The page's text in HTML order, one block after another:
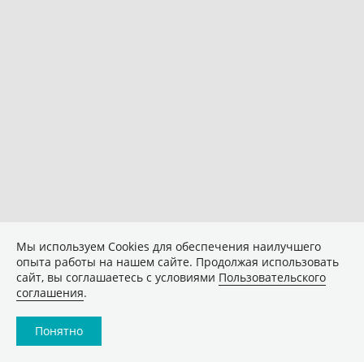
Мы используем Сookies для обеспечения наилучшего
опыта работы на нашем сайте. Продолжая использовать
сайт, вы соглашаетесь с условиями Пользовательского
соглашения.
Понятно